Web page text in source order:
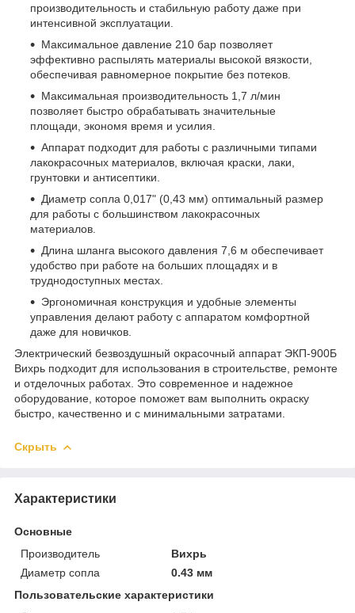
производительность и стабильную работу даже при
интенсивной эксплуатации.
Максимальное давление 210 бар позволяет
эффективно распылять материалы высокой вязкости,
обеспечивая равномерное покрытие без потеков.
Максимальная производительность 1,7 л/мин
позволяет быстро обрабатывать значительные
площади, экономя время и усилия.
Аппарат подходит для работы с различными типами
лакокрасочных материалов, включая краски, лаки,
грунтовки и антисептики.
Диаметр сопла 0,017" (0,43 мм) оптимальный размер
для работы с большинством лакокрасочных
материалов.
Длина шланга высокого давления 7,6 м обеспечивает
удобство при работе на больших площадях и в
труднодоступных местах.
Эргономичная конструкция и удобные элементы
управления делают работу с аппаратом комфортной
даже для новичков.
Электрический безвоздушный окрасочный аппарат ЭКП-900Б
Вихрь подходит для использования в строительстве, ремонте
и отделочных работах. Это современное и надежное
оборудование, которое поможет вам выполнить окраску
быстро, качественно и с минимальными затратами.
Скрыть
Характеристики
Основные
Производитель
Вихрь
Диаметр сопла
0.43 мм
Пользовательские характеристики